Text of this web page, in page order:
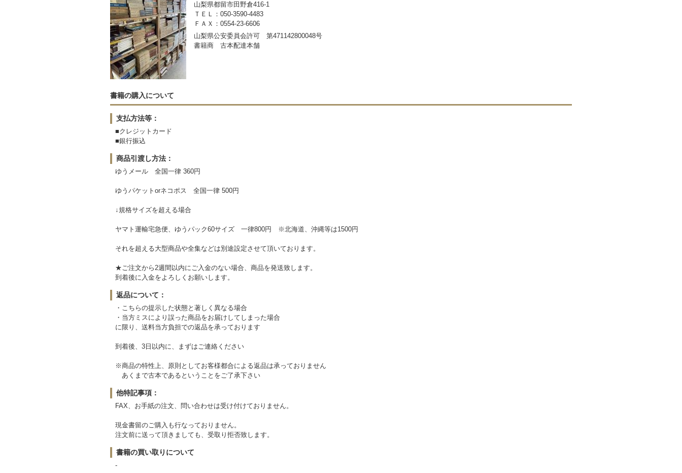
山梨県都留市田野倉416-1
ＴＥＬ：050-3590-4483
ＦＡＸ：0554-23-6606
山梨県公安委員会許可 第471142800048号
書籍商 古本配達本舗
書籍の購入について
支払方法等：
■クレジットカード
■銀行振込
商品引渡し方法：
ゆうメール 全国一律 360円
ゆうパケットorネコポス 全国一律 500円
↓規格サイズを超える場合
ヤマト運輸宅急便、ゆうパック60サイズ 一律800円 ※北海道、沖縄等は1500円
それを超える大型商品や全集などは別途設定させて頂いております。
★ご注文から2週間以内にご入金のない場合、商品を発送致します。
到着後に入金をよろしくお願いします。
返品について：
・こちらの提示した状態と著しく異なる場合
・当方ミスにより誤った商品をお届けしてしまった場合
に限り、送料当方負担での返品を承っております
到着後、3日以内に、まずはご連絡ください
※商品の特性上、原則としてお客様都合による返品は承っておりません
あくまで古本であるということをご了承下さい
他特記事項：
FAX、お手紙の注文、問い合わせは受け付けておりません。
現金書留のご購入も行なっておりません。
注文前に送って頂きましても、受取り拒否致します。
書籍の買い取りについて
-